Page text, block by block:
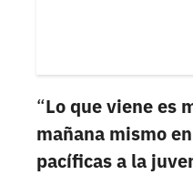
“Lo que viene es
mañana mismo
pacíficas a la